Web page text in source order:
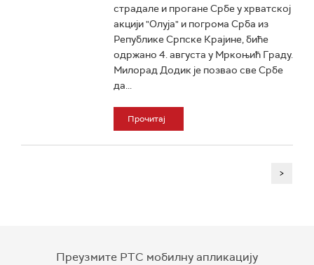
страдале и прогане Србе у хрватској
акцији "Олуја" и погрома Срба из
Републике Српске Крајине, биће
одржано 4. августа у Мркоњић Граду.
Милорад Додик је позвао све Србе
да...
Прочитај
>
Преузмите РТС мобилну апликацију